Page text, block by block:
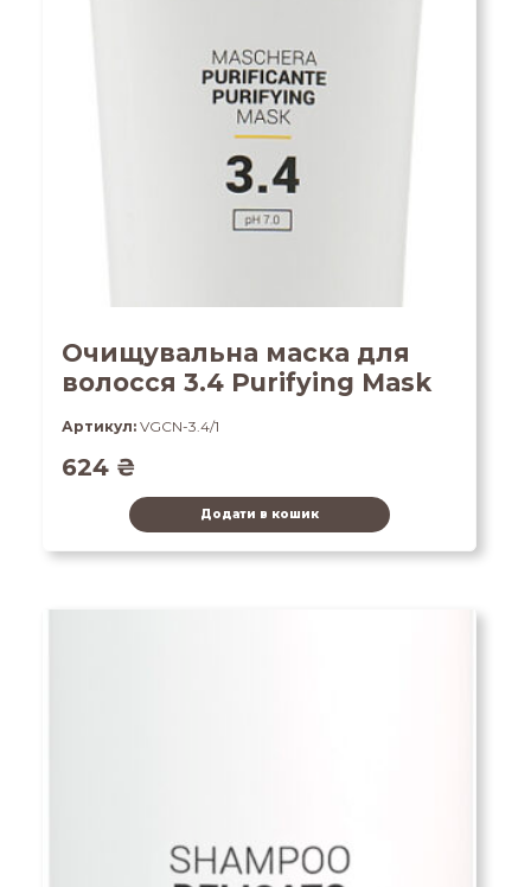
Очищувальна маска для
волосся 3.4 Purifying Mask
Артикул: VGCN-3.4/1
624 ₴
Додати в кошик